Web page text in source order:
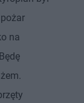
na